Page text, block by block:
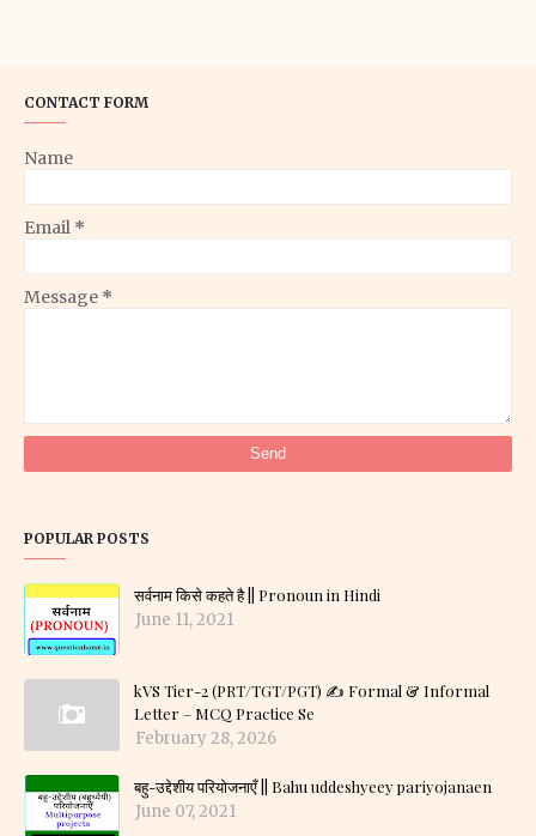
CONTACT FORM
Name
Email *
Message *
POPULAR POSTS
सर्वनाम किसे कहते है || Pronoun in Hindi
June 11, 2021
kVS Tier-2 (PRT/TGT/PGT) ✍️ Formal & Informal
Letter – MCQ Practice Se
February 28, 2026
बहु-उद्देशीय परियोजनाएँ || Bahu uddeshyeey pariyojanaen
June 07, 2021